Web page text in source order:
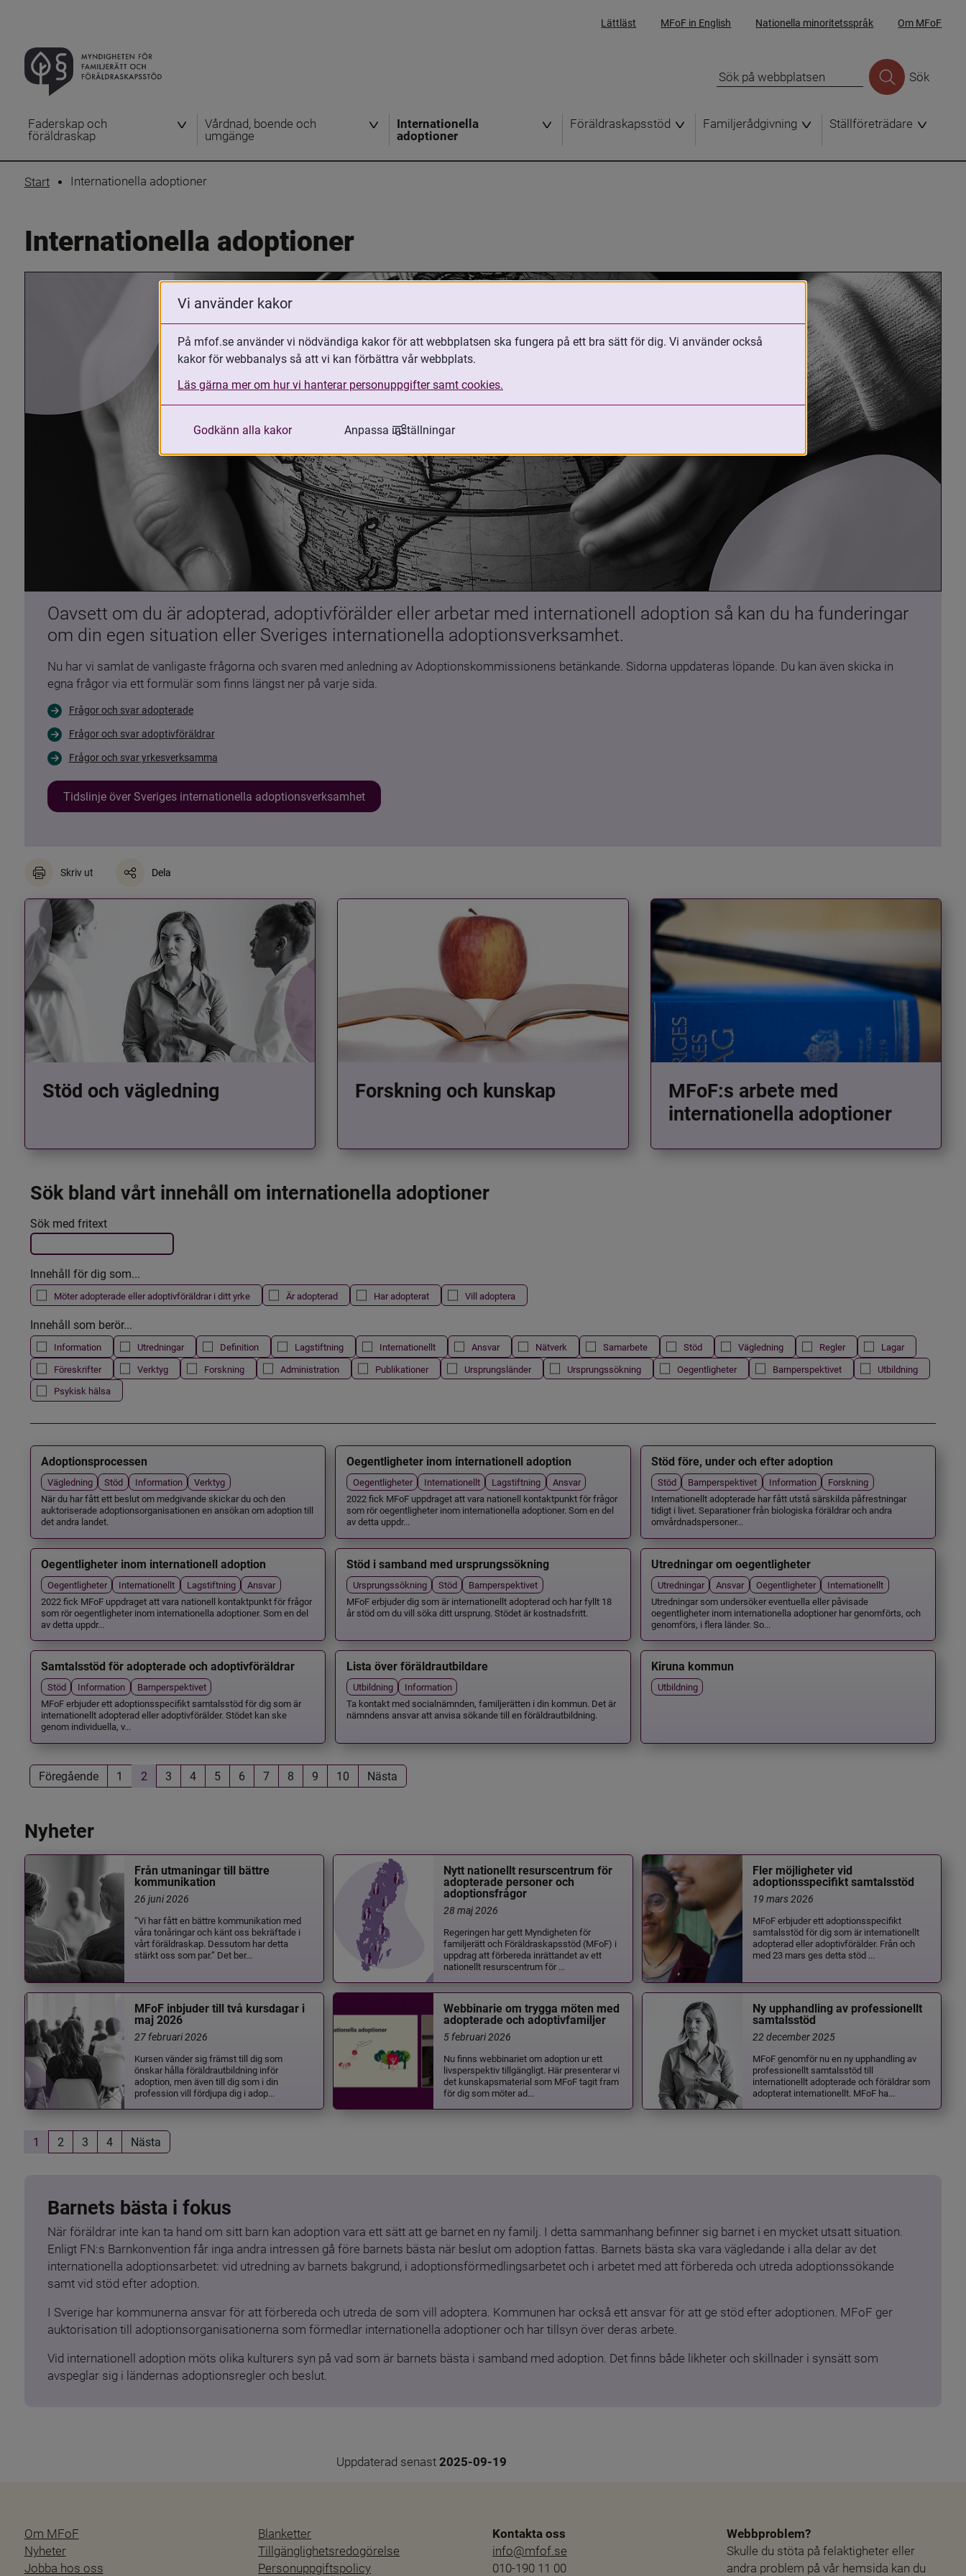
Lättläst MFoF in English Nationella minoritetsspråk Om MFoF
Sök
Faderskap och
föräldraskap
Vårdnad, boende och
umgänge
Internationella
adoptioner
Föräldraskapsstöd Familjerådgivning Ställföreträdare
Start Internationella adoptioner
Internationella adoptioner
Oavsett om du är adopterad, adoptivförälder eller arbetar med internationell adoption så kan du ha funderingar
om din egen situation eller Sveriges internationella adoptionsverksamhet.
Nu har vi samlat de vanligaste frågorna och svaren med anledning av Adoptionskommissionens betänkande. Sidorna uppdateras löpande. Du kan även skicka in
egna frågor via ett formulär som finns längst ner på varje sida.
Frågor och svar adopterade
Frågor och svar adoptivföräldrar
Frågor och svar yrkesverksamma
Tidslinje över Sveriges internationella adoptionsverksamhet
Skriv ut Dela
Stöd och vägledning Forskning och kunskap
MFoF:s arbete med
internationella adoptioner
Sök bland vårt innehåll om internationella adoptioner
Filtrera resultatet
Det här formuläret postas automatiskt
Sök med fritext
Innehåll för dig som...
Möter adopterade eller adoptivföräldrar i ditt yrke Är adopterad Har adopterat Vill adoptera
Innehåll som berör...
Information Utredningar Definition Lagstiftning Internationellt Ansvar Nätverk Samarbete Stöd Vägledning Regler
Lagar
Föreskrifter
Verktyg Forskning Administration Publikationer Ursprungsländer Ursprungssökning Oegentligheter Barnperspektivet
Utbildning
Psykisk hälsa
Adoptionsprocessen
Vägledning Stöd Information
Verktyg
När du har fått ett beslut om medgivande skickar du och den
auktoriserade adoptionsorganisationen en ansökan om adoption till
det andra landet.
Oegentligheter inom internationell adoption
Oegentligheter Internationellt Lagstiftning
Ansvar
2022 fick MFoF uppdraget att vara nationell kontaktpunkt för frågor
som rör oegentligheter inom internationella adoptioner. Som en del
av detta uppdr...
Stöd före, under och efter adoption
Stöd Barnperspektivet Information
Forskning
Internationellt adopterade har fått utstå särskilda påfrestningar
tidigt i livet. Separationer från biologiska föräldrar och andra
omvårdnadspersoner...
Oegentligheter inom internationell adoption
Oegentligheter Internationellt Lagstiftning
Ansvar
2022 fick MFoF uppdraget att vara nationell kontaktpunkt för frågor
som rör oegentligheter inom internationella adoptioner. Som en del
av detta uppdr...
Stöd i samband med ursprungssökning
Ursprungssökning Stöd
Barnperspektivet
MFoF erbjuder dig som är internationellt adopterad och har fyllt 18
år stöd om du vill söka ditt ursprung. Stödet är kostnadsfritt.
Utredningar om oegentligheter
Utredningar Ansvar Oegentligheter
Internationellt
Utredningar som undersöker eventuella eller påvisade
oegentligheter inom internationella adoptioner har genomförts, och
genomförs, i flera länder. So...
Samtalsstöd för adopterade och adoptivföräldrar
Stöd Information
Barnperspektivet
MFoF erbjuder ett adoptionsspecifikt samtalsstöd för dig som är
internationellt adopterad eller adoptivförälder. Stödet kan ske
genom individuella, v...
Lista över föräldrautbildare
Utbildning
Information
Ta kontakt med socialnämnden, familjerätten i din kommun. Det är
nämndens ansvar att anvisa sökande till en föräldrautbildning.
Kiruna kommun
Utbildning
Föregående 1 2 3 4 5 6 7 8 9 10 Nästa
Nyheter
Från utmaningar till bättre
kommunikation
26 juni 2026
”Vi har fått en bättre kommunikation med
våra tonåringar och känt oss bekräftade i
vårt föräldraskap. Dessutom har detta
stärkt oss som par.” Det ber...
Nytt nationellt resurscentrum för
adopterade personer och
adoptionsfrågor
28 maj 2026
Regeringen har gett Myndigheten för
familjerätt och Föräldraskapsstöd (MFoF) i
uppdrag att förbereda inrättandet av ett
nationellt resurscentrum för ...
Fler möjligheter vid
adoptionsspecifikt samtalsstöd
19 mars 2026
MFoF erbjuder ett adoptionsspecifikt
samtalsstöd för dig som är internationellt
adopterad eller adoptivförälder. Från och
med 23 mars ges detta stöd ...
MFoF inbjuder till två kursdagar i
maj 2026
27 februari 2026
Kursen vänder sig främst till dig som
önskar hålla föräldrautbildning inför
adoption, men även till dig som i din
profession vill fördjupa dig i adop...
Webbinarie om trygga möten med
adopterade och adoptivfamiljer
5 februari 2026
Nu finns webbinariet om adoption ur ett
livsperspektiv tillgängligt. Här presenterar vi
det kunskapsmaterial som MFoF tagit fram
för dig som möter ad...
Ny upphandling av professionellt
samtalsstöd
22 december 2025
MFoF genomför nu en ny upphandling av
professionellt samtalsstöd till
internationellt adopterade och föräldrar som
adopterat internationellt. MFoF ha...
1 2 3 4 Nästa
Barnets bästa i fokus
När föräldrar inte kan ta hand om sitt barn kan adoption vara ett sätt att ge barnet en ny familj. I detta sammanhang befinner sig barnet i en mycket utsatt situation.
Enligt FN:s Barnkonvention får inga andra intressen gå före barnets bästa när beslut om adoption fattas. Barnets bästa ska vara vägledande i alla delar av det
internationella adoptionsarbetet: vid utredning av barnets bakgrund, i adoptionsförmedlingsarbetet och i arbetet med att förbereda och utreda adoptionssökande
samt vid stöd efter adoption.
I Sverige har kommunerna ansvar för att förbereda och utreda de som vill adoptera. Kommunen har också ett ansvar för att ge stöd efter adoptionen. MFoF ger
auktorisation till adoptionsorganisationerna som förmedlar internationella adoptioner och har tillsyn över deras arbete.
Vid internationell adoption möts olika kulturers syn på vad som är barnets bästa i samband med adoption. Det finns både likheter och skillnader i synsätt som
avspeglar sig i ländernas adoptionsregler och beslut.
Uppdaterad senast 2025-09-19
Om MFoF
Nyheter
Jobba hos oss
Blanketter
Tillgänglighetsredogörelse
Personuppgiftspolicy
Kontakta oss
info@mfof.se
010-190 11 00
Webbproblem?
Skulle du stöta på felaktigheter eller
andra problem på vår hemsida kan du
Vi använder kakor
På mfof.se använder vi nödvändiga kakor för att webbplatsen ska fungera på ett bra sätt för dig. Vi använder också
kakor för webbanalys så att vi kan förbättra vår webbplats.
Läs gärna mer om hur vi hanterar personuppgifter samt cookies.
Godkänn alla kakor Anpassa inställningar